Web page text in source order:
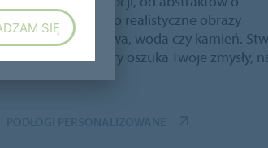
kolorów po realistyczne obrazy
takich jak trawa, woda czy kamień.
d’oeil”, który oszuka Twoje zmysły,
SIĘ